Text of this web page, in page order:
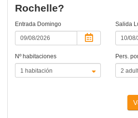
Rochelle?
Entrada Domingo Salida
Nº habitaciones Pers.